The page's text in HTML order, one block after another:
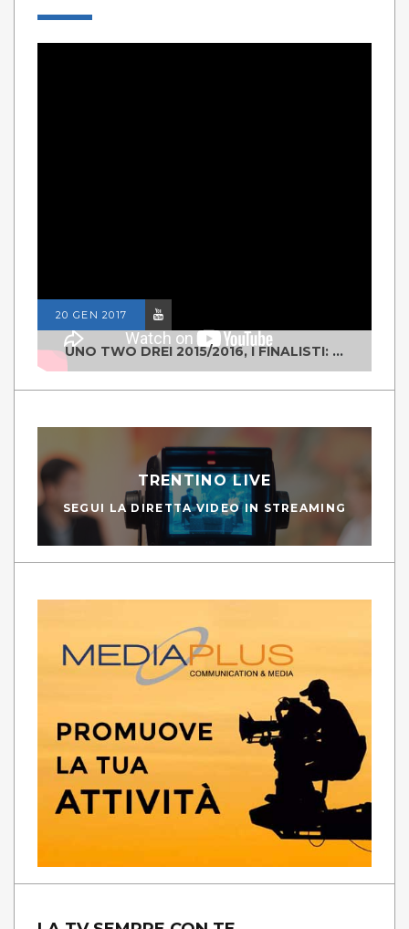
20 GEN 2017
UNO TWO DREI 2015/2016, I FINALISTI: CLASSE IV ALS ISTITUTO "DEGASPERI" BORGO VALSUGANA
TRENTINO LIVE
SEGUI LA DIRETTA VIDEO IN STREAMING